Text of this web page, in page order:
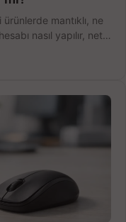
ürünlerde mantıklı, ne
nasıl yapılır, net